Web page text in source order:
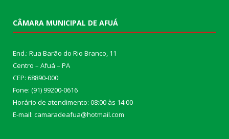
CÂMARA MUNICIPAL DE AFUÁ
End.: Rua Barão do Rio Branco, 11
Centro – Afuá – PA
CEP: 68890-000
Fone: (91) 99200-0616
Horário de atendimento: 08:00 às 14:00
E-mail: camaradeafua@hotmail.com